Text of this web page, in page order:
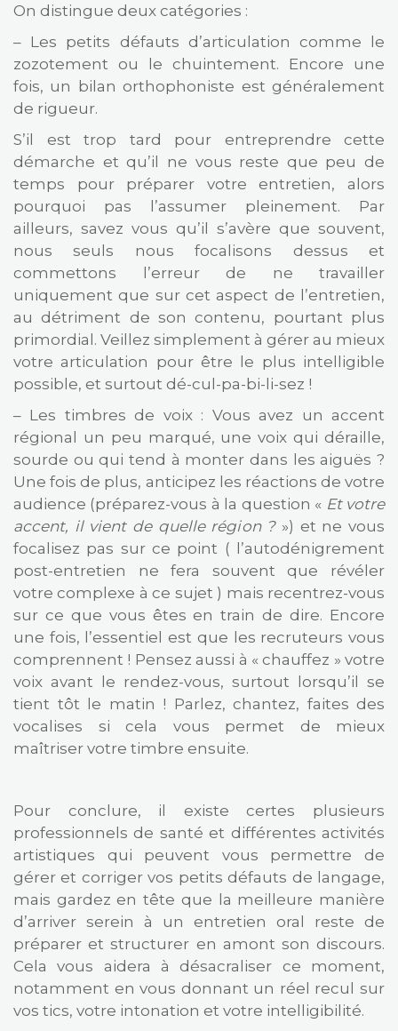
On distingue deux catégories :
– Les petits défauts d’articulation comme le
zozotement ou le chuintement. Encore une
fois, un bilan orthophoniste est généralement
de rigueur.
S’il est trop tard pour entreprendre cette
démarche et qu’il ne vous reste que peu de
temps pour préparer votre entretien, alors
pourquoi pas l’assumer pleinement. Par
ailleurs, savez vous qu’il s’avère que souvent,
nous seuls nous focalisons dessus et
commettons l’erreur de ne travailler
uniquement que sur cet aspect de l’entretien,
au détriment de son contenu, pourtant plus
primordial. Veillez simplement à gérer au mieux
votre articulation pour être le plus intelligible
possible, et surtout dé-cul-pa-bi-li-sez !
– Les timbres de voix : Vous avez un accent
régional un peu marqué, une voix qui déraille,
sourde ou qui tend à monter dans les aiguës ?
Une fois de plus, anticipez les réactions de votre
audience (préparez-vous à la question « Et votre
accent, il vient de quelle région ?») et ne vous
focalisez pas sur ce point ( l’autodénigrement
post-entretien ne fera souvent que révéler
votre complexe à ce sujet ) mais recentrez-vous
sur ce que vous êtes en train de dire. Encore
une fois, l’essentiel est que les recruteurs vous
comprennent ! Pensez aussi à « chauffez » votre
voix avant le rendez-vous, surtout lorsqu’il se
tient tôt le matin ! Parlez, chantez, faites des
vocalises si cela vous permet de mieux
maîtriser votre timbre ensuite.
Pour conclure, il existe certes plusieurs
professionnels de santé et différentes activités
artistiques qui peuvent vous permettre de
gérer et corriger vos petits défauts de langage,
mais gardez en tête que la meilleure manière
d’arriver serein à un entretien oral reste de
préparer et structurer en amont son discours.
Cela vous aidera à désacraliser ce moment,
notamment en vous donnant un réel recul sur
vos tics, votre intonation et votre intelligibilité.